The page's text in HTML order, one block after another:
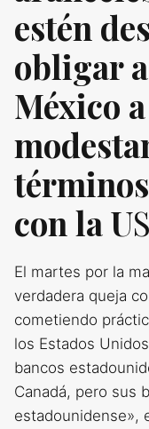
estén
obligar
México
con la US
El martes por la
verdadera queja
cometiendo
los Estados
bancos
Canadá, pero sus
estadounidense»,